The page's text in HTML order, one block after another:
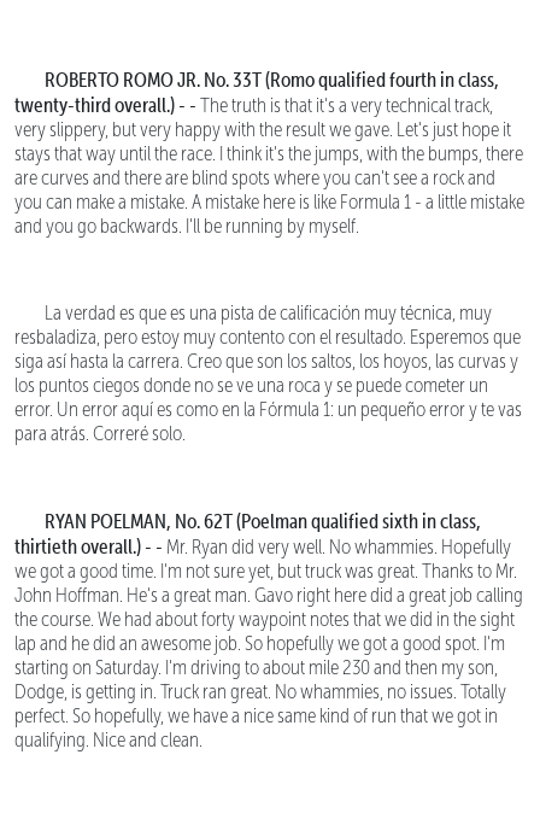
ROBERTO ROMO JR. No. 33T (Romo qualified fourth in class,
twenty-third overall.) - - The truth is that it's a very technical track,
very slippery, but very happy with the result we gave. Let's just hope it
stays that way until the race. I think it's the jumps, with the bumps, there
are curves and there are blind spots where you can't see a rock and
you can make a mistake. A mistake here is like Formula 1 - a little mistake
and you go backwards. I'll be running by myself.
La verdad es que es una pista de calificación muy técnica, muy
resbaladiza, pero estoy muy contento con el resultado. Esperemos que
siga así hasta la carrera. Creo que son los saltos, los hoyos, las curvas y
los puntos ciegos donde no se ve una roca y se puede cometer un
error. Un error aquí es como en la Fórmula 1: un pequeño error y te vas
para atrás. Correré solo.
RYAN POELMAN, No. 62T (Poelman qualified sixth in class,
thirtieth overall.) - - Mr. Ryan did very well. No whammies. Hopefully
we got a good time. I'm not sure yet, but truck was great. Thanks to Mr.
John Hoffman. He's a great man. Gavo right here did a great job calling
the course. We had about forty waypoint notes that we did in the sight
lap and he did an awesome job. So hopefully we got a good spot. I'm
starting on Saturday. I'm driving to about mile 230 and then my son,
Dodge, is getting in. Truck ran great. No whammies, no issues. Totally
perfect. So hopefully, we have a nice same kind of run that we got in
qualifying. Nice and clean.